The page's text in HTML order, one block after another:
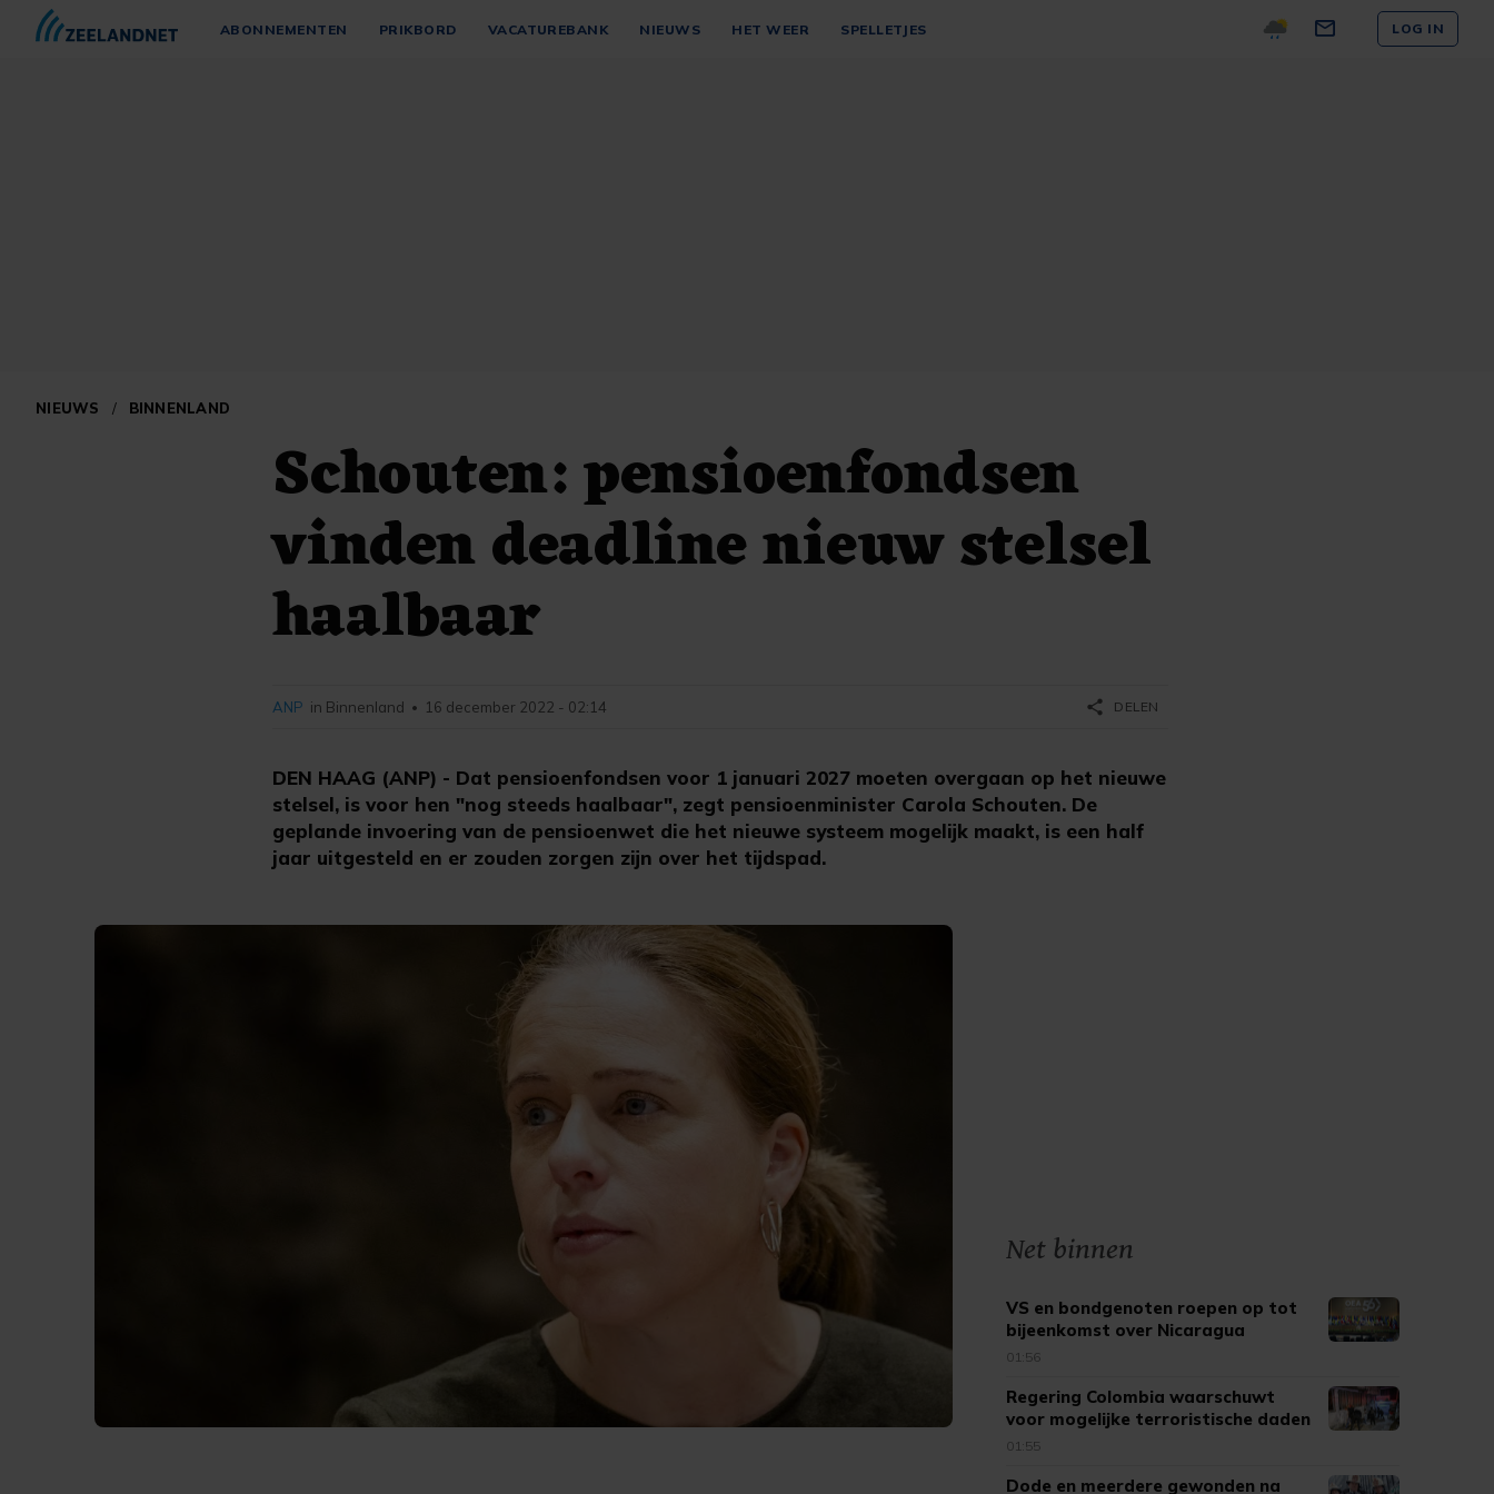
ABONNEMENTEN PRIKBORD VACATUREBANK NIEUWS HET WEER SPELLETJES LOG IN
NIEUWS / BINNENLAND
Schouten: pensioenfondsen
vinden deadline nieuw stelsel
haalbaar
DEN HAAG (ANP) - Dat pensioenfondsen voor 1 januari 2027 moeten overgaan op het nieuwe
stelsel, is voor hen "nog steeds haalbaar", zegt pensioenminister Carola Schouten. De
geplande invoering van de pensioenwet die het nieuwe systeem mogelijk maakt, is een half
jaar uitgesteld en er zouden zorgen zijn over het tijdspad.
ANP in Binnenland • 16 december 2022 - 02:14 share DELEN
Net binnen
VS en bondgenoten roepen op tot
bijeenkomst over Nicaragua
01:56
Regering Colombia waarschuwt
voor mogelijke terroristische daden
01:55
Dode en meerdere gewonden na